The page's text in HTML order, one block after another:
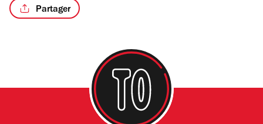
Partager